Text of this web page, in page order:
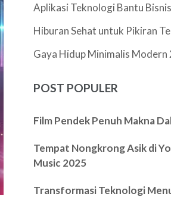
Aplikasi Teknologi Bantu
Hiburan Sehat untuk Pikiran
Gaya Hidup Minimalis Modern
POST POPULER
Film Pendek Penuh Makna
Tempat Nongkrong Asik di
Music 2025
Transformasi Teknologi